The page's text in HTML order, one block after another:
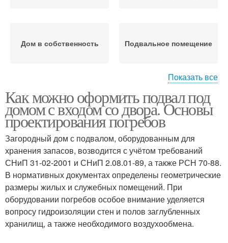
Дом в собственность Подвальное помещение
Помещение под домом
помещения
Показать все
Как можно оформить подвал под
домом с входом со двора. Основы
проектирования погребов
Загородный дом с подвалом, оборудованным для
хранения запасов, возводится с учётом требований
СНиП 31-02-2001 и СНиП 2.08.01-89, а также РСН 70-88.
В нормативных документах определены геометрические
размеры жилых и служебных помещений. При
оборудовании погребов особое внимание уделяется
вопросу гидроизоляции стен и полов заглубленных
хранилищ, а также необходимого воздухообмена.